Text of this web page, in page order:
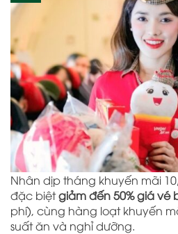
Nhân dịp tháng khuyến mãi
đặc biệtgiảm đến 50% giá vé
phí), cùng hàng loạt khuyến
suất ăn và nghỉ dưỡng.